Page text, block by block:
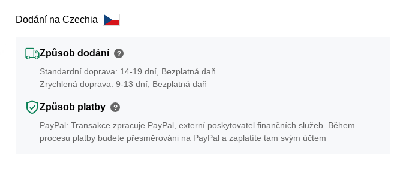
Dodání na Czechia
Způsob dodání ?
Standardní doprava: 14-19 dní, Bezplatná daň
Zrychlená doprava: 9-13 dní, Bezplatná daň
Způsob platby ?
PayPal: Transakce zpracuje PayPal, externí poskytovatel finančních služeb. Během
procesu platby budete přesměrováni na PayPal a zaplatíte tam svým účtem